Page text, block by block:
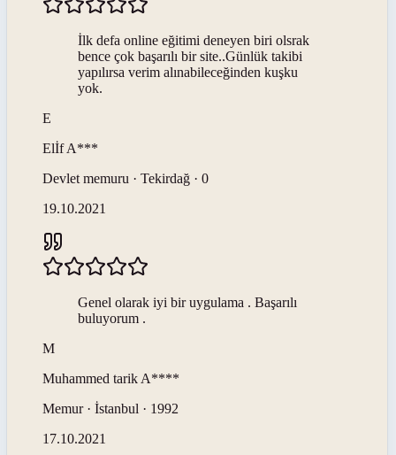
İlk defa online eğitimi deneyen biri olsrak
bence çok başarılı bir site..Günlük takibi
yapılırsa verim alınabileceğinden kuşku
yok.
E
Elİf A***
Devlet memuru · Tekirdağ · 0
19.10.2021
Genel olarak iyi bir uygulama . Başarılı
buluyorum .
M
Muhammed tarik A****
Memur · İstanbul · 1992
17.10.2021